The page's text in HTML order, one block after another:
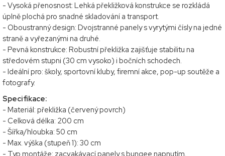
- Vysoká přenosnost: Lehká překližková konstrukce se rozkládá
úplně plochá pro snadné skladování a transport.
- Oboustranný design: Dvojstranné panely s vyrytými čísly na jedné
straně a vyřezanými na druhé.
- Pevná konstrukce: Robustní překližka zajišťuje stabilitu na
středovém stupni (30 cm vysoko) i bočních schodech.
- Ideální pro: školy, sportovní kluby, firemní akce, pop-up soutěže a
fotografy.
Specifikace:
- Materiál: překližka (červený povrch)
- Celková délka: 200 cm
- Šířka/hloubka: 50 cm
- Max. výška (stupeň 1): 30 cm
- Typ montáže: zacvakávací panely s bungee napnutím.